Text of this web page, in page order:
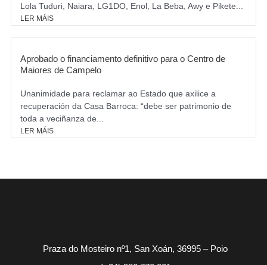
Lola Tuduri, Naiara, LG1DO, Enol, La Beba, Awy e Pikete...
LER MÁIS
Aprobado o financiamento definitivo para o Centro de
Maiores de Campelo
Unanimidade para reclamar ao Estado que axilice a
recuperación da Casa Barroca: “debe ser patrimonio de
toda a veciñanza de...
LER MÁIS
Praza do Mosteiro nº1, San Xoán, 36995 – Poio